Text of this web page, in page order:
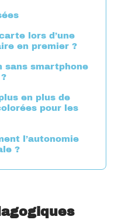
lors d’une
en premier ?
sans smartphone
en plus de
pour les
l’autonomie
?